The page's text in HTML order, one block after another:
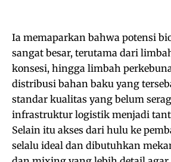
‎Ia memaparkan bahwa potensi
sangat besar, terutama dari
konsesi, hingga limbah
distribusi bahan baku yang
standar kualitas yang belum
infrastruktur logistik menjadi
Selain itu akses dari hulu ke
selalu ideal dan dibutuhkan